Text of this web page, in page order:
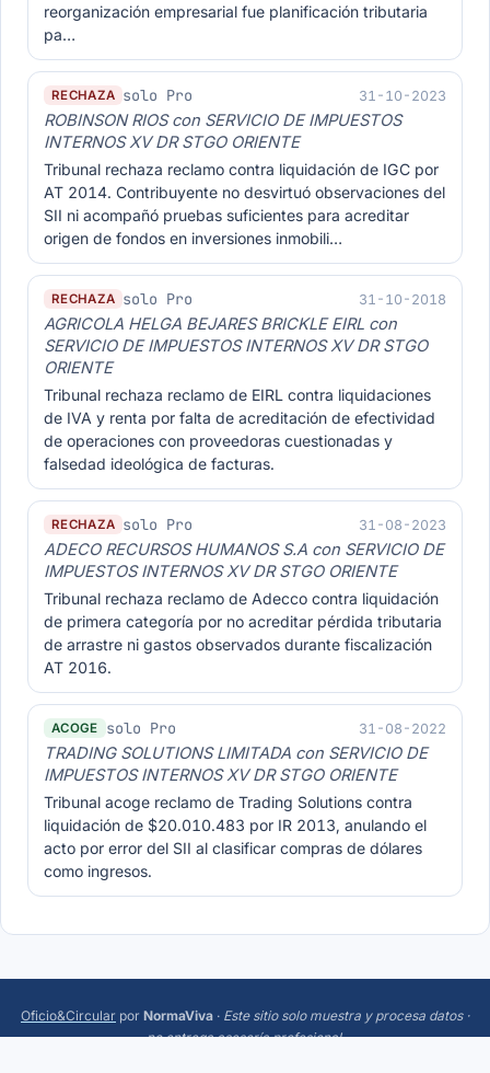
reorganización empresarial fue planificación tributaria
pa…
RECHAZA solo Pro 31-10-2023
ROBINSON RIOS con SERVICIO DE IMPUESTOS
INTERNOS XV DR STGO ORIENTE
Tribunal rechaza reclamo contra liquidación de IGC por
AT 2014. Contribuyente no desvirtuó observaciones del
SII ni acompañó pruebas suficientes para acreditar
origen de fondos en inversiones inmobili…
RECHAZA solo Pro 31-10-2018
AGRICOLA HELGA BEJARES BRICKLE EIRL con
SERVICIO DE IMPUESTOS INTERNOS XV DR STGO
ORIENTE
Tribunal rechaza reclamo de EIRL contra liquidaciones
de IVA y renta por falta de acreditación de efectividad
de operaciones con proveedoras cuestionadas y
falsedad ideológica de facturas.
RECHAZA solo Pro 31-08-2023
ADECO RECURSOS HUMANOS S.A con SERVICIO DE
IMPUESTOS INTERNOS XV DR STGO ORIENTE
Tribunal rechaza reclamo de Adecco contra liquidación
de primera categoría por no acreditar pérdida tributaria
de arrastre ni gastos observados durante fiscalización
AT 2016.
ACOGE solo Pro 31-08-2022
TRADING SOLUTIONS LIMITADA con SERVICIO DE
IMPUESTOS INTERNOS XV DR STGO ORIENTE
Tribunal acoge reclamo de Trading Solutions contra
liquidación de $20.010.483 por IR 2013, anulando el
acto por error del SII al clasificar compras de dólares
como ingresos.
Oficio&Circular por NormaViva · Este sitio solo muestra y procesa datos ·
no entrega asesoría profesional.